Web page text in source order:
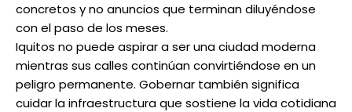
concretos y no anuncios que terminan diluyéndose
con el paso de los meses.
Iquitos no puede aspirar a ser una ciudad moderna
mientras sus calles continúan convirtiéndose en un
peligro permanente. Gobernar también significa
cuidar la infraestructura que sostiene la vida cotidiana